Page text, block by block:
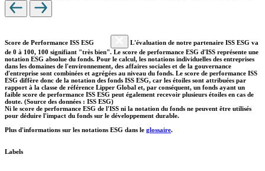
Score de Performance ISS ESG
L'évaluation de notre partenaire ISS ESG va
de 0 à 100, 100 signifiant "très bien". Le score de performance ESG d'ISS représente une
notation ESG absolue du fonds. Pour le calcul, les notations individuelles des entreprises
dans les domaines de l'environnement, des affaires sociales et de la gouvernance
d'entreprise sont combinées et agrégées au niveau du fonds. Le score de performance ISS
ESG diffère donc de la notation des fonds ISS ESG, car les étoiles sont attribuées par
rapport à la classe de référence Lipper Global et, par conséquent, un fonds ayant un
faible score de performance ISS ESG peut également recevoir plusieurs étoiles en cas de
doute. (Source des données : ISS ESG)
Ni le score de performance ESG de l'ISS ni la notation du fonds ne peuvent être utilisés
pour déduire l'impact du fonds sur le développement durable.
Plus d'informations sur les notations ESG dans le glossaire.
Labels